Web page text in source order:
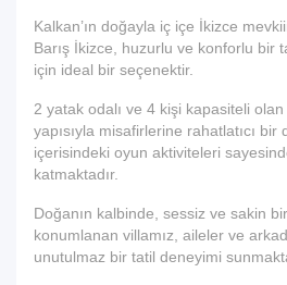
Kalkan’ın doğayla iç içe İkizce
Barış İkizce, huzurlu ve konforlu bir
için ideal bir seçenektir.
2 yatak odalı ve 4 kişi kapasiteli olan
yapısıyla misafirlerine rahatlatıcı bir
içerisindeki oyun aktiviteleri
katmaktadır.
Doğanın kalbinde, sessiz ve sakin
konumlanan villamız, aileler ve
unutulmaz bir tatil deneyimi